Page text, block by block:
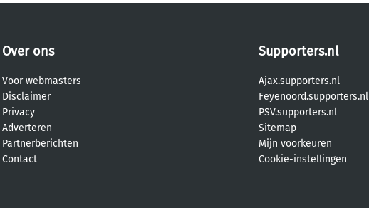
Over ons
Voor webmasters
Disclaimer
Privacy
Adverteren
Partnerberichten
Contact
Supporters.nl
Ajax.supporters.nl
Feyenoord.supporters.nl
PSV.supporters.nl
Sitemap
Mijn voorkeuren
Cookie-instellingen